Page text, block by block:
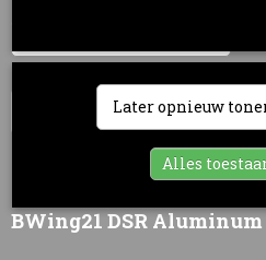
IN WINKELWAGEN
Omschrijving
BWing21 DSR
Later opnieuw
Alles